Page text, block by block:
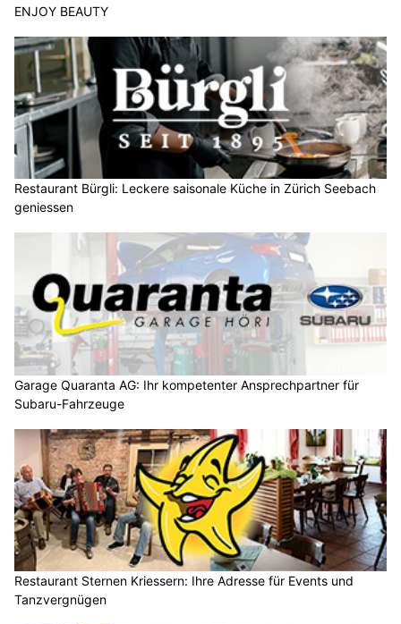
ENJOY BEAUTY
Restaurant Bürgli: Leckere saisonale Küche in Zürich Seebach
geniessen
Garage Quaranta AG: Ihr kompetenter Ansprechpartner für
Subaru-Fahrzeuge
Restaurant Sternen Kriessern: Ihre Adresse für Events und
Tanzvergnügen